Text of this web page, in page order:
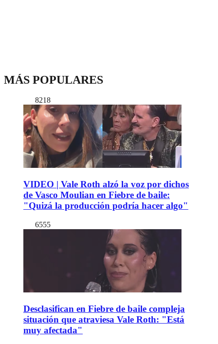
MÁS POPULARES
8218
VIDEO | Vale Roth alzó la voz por dichos
de Vasco Moulian en Fiebre de baile:
"Quizá la producción podría hacer algo"
6555
Desclasifican en Fiebre de baile compleja
situación que atraviesa Vale Roth: "Está
muy afectada"